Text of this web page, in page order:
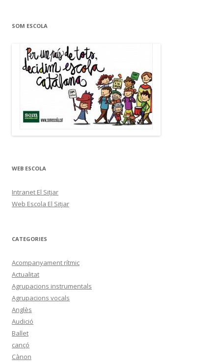
SOM ESCOLA
WEB ESCOLA
Intranet El Sitjar
Web Escola El Sitjar
CATEGORIES
Acompanyament rítmic
Actualitat
Agrupacions instrumentals
Agrupacions vocals
Anglès
Audició
Ballet
cançó
Cànon